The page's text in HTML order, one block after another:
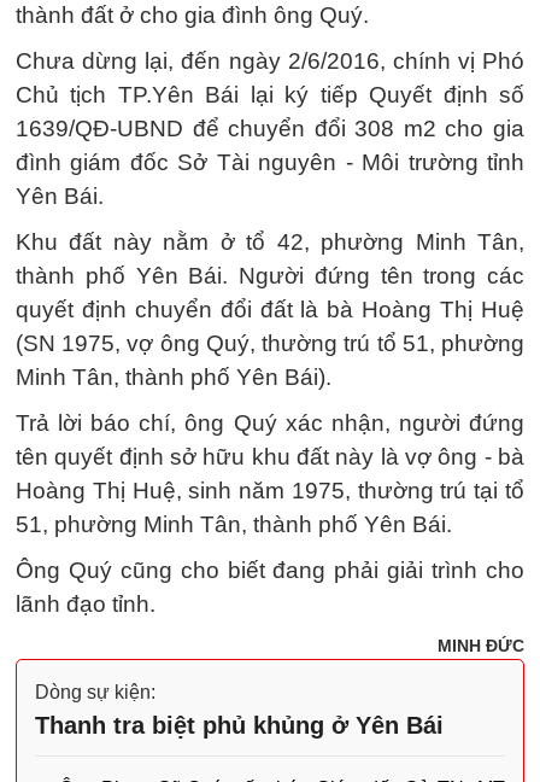
thành đất ở cho gia đình ông Quý.
Chưa dừng lại, đến ngày 2/6/2016, chính vị Phó
Chủ tịch TP.Yên Bái lại ký tiếp Quyết định số
1639/QĐ-UBND để chuyển đổi 308 m2 cho gia
đình giám đốc Sở Tài nguyên - Môi trường tỉnh
Yên Bái.
Khu đất này nằm ở tổ 42, phường Minh Tân,
thành phố Yên Bái. Người đứng tên trong các
quyết định chuyển đổi đất là bà Hoàng Thị Huệ
(SN 1975, vợ ông Quý, thường trú tổ 51, phường
Minh Tân, thành phố Yên Bái).
Trả lời báo chí, ông Quý xác nhận, người đứng
tên quyết định sở hữu khu đất này là vợ ông - bà
Hoàng Thị Huệ, sinh năm 1975, thường trú tại tổ
51, phường Minh Tân, thành phố Yên Bái.
Ông Quý cũng cho biết đang phải giải trình cho
lãnh đạo tỉnh.
MINH ĐỨC
Dòng sự kiện:
Thanh tra biệt phủ khủng ở Yên Bái